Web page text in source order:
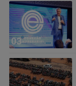
03